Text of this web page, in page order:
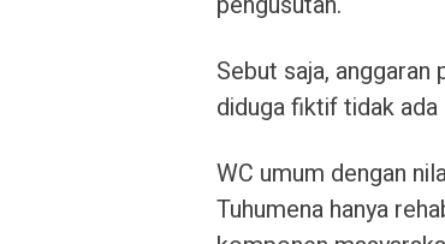
Sebut saja,
diduga fiktif tidak
WC umum dengan
Tuhumena hanya